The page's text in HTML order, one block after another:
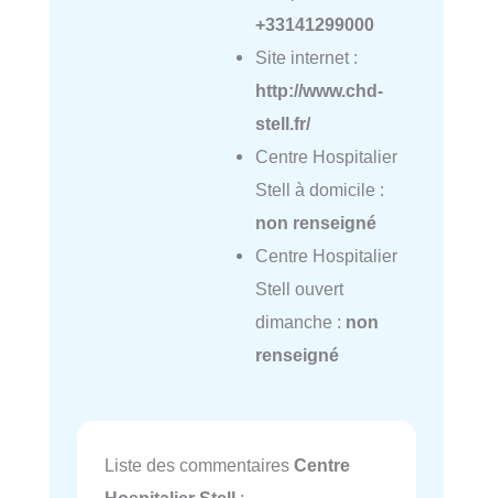
+33141299000
Site internet :
http://www.chd-
stell.fr/
Centre Hospitalier
Stell à domicile :
non renseigné
Centre Hospitalier
Stell ouvert
dimanche : non
renseigné
Liste des commentaires Centre